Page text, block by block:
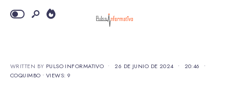
WRITTEN BY PULSO INFORMATIVO • 26 DE JUNIO DE 2024 • 20:46
•
COQUIMBO • VIEWS: 9